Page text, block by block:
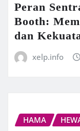
Peran
Booth:
dan
xelp.info
HAMA